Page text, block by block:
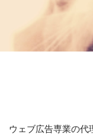
ウェブ広告専業の代